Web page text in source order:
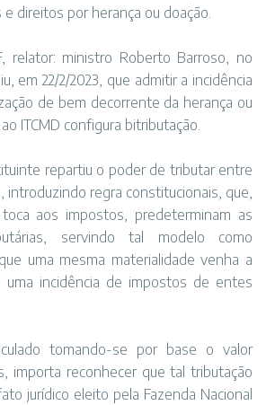
direitos por herança ou doação.
relator: ministro Roberto Barroso, no
em 22/2/2023, que admitir a incidência
de bem decorrente da herança ou
ITCMD configura bitributação.
repartiu o poder de tributar entre
regra constitucionais, que,
aos impostos, predeterminam as
servindo tal modelo como
uma mesma materialidade venha a
uma incidência de impostos de entes
tomando-se por base o valor
importa reconhecer que tal tributação
jurídico eleito pela Fazenda Nacional